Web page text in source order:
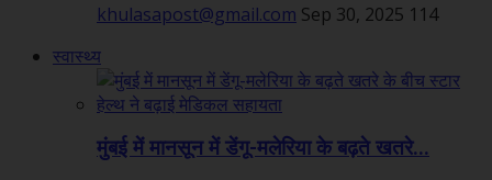
khulasapost@gmail.com Sep 30, 2025 114
स्वास्थ्य
मुंबई में मानसून में डेंगू-मलेरिया के बढ़ते खतरे...